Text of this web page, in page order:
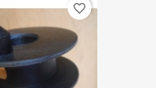
favorite_border